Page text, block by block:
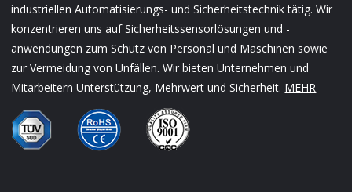
industriellen Automatisierungs- und Sicherheitstechnik tätig. Wir
konzentrieren uns auf Sicherheitssensorlösungen und -
anwendungen zum Schutz von Personal und Maschinen sowie
zur Vermeidung von Unfällen. Wir bieten Unternehmen und
Mitarbeitern Unterstützung, Mehrwert und Sicherheit. MEHR